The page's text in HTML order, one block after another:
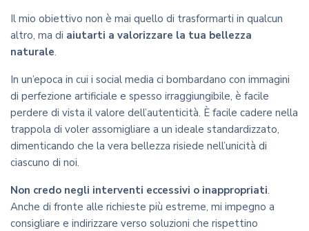
Il mio obiettivo non è mai quello di trasformarti in qualcun
altro, ma di aiutarti a valorizzare la tua bellezza
naturale.
In un’epoca in cui i social media ci bombardano con immagini
di perfezione artificiale e spesso irraggiungibile, è facile
perdere di vista il valore dell’autenticità. È facile cadere nella
trappola di voler assomigliare a un ideale standardizzato,
dimenticando che la vera bellezza risiede nell’unicità di
ciascuno di noi.
Non credo negli interventi eccessivi o inappropriati.
Anche di fronte alle richieste più estreme, mi impegno a
consigliare e indirizzare verso soluzioni che rispettino